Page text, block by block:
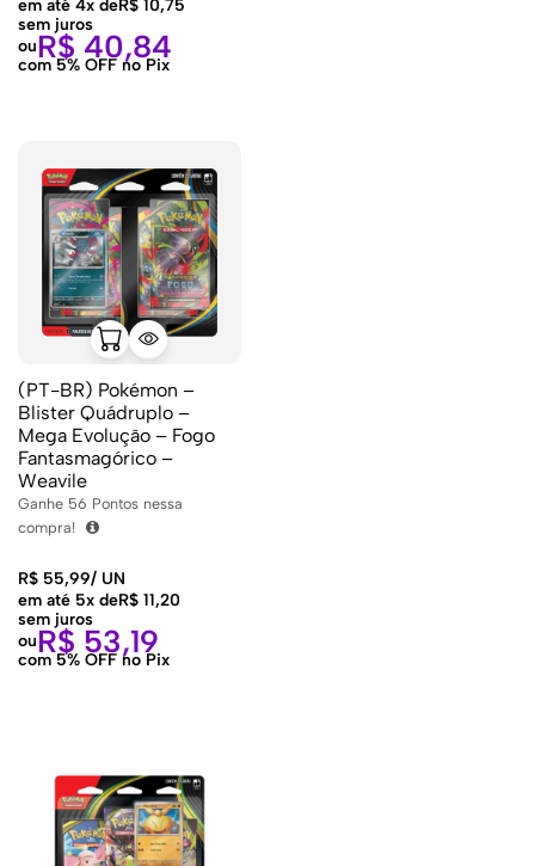
em até 4x deR$ 10,75
sem juros
ouR$ 40,84
com 5% OFF no Pix
(PT-BR) Pokémon –
Blister Quádruplo –
Mega Evolução – Fogo
Fantasmagórico –
Weavile
Ganhe 56 Pontos nessa
compra!
R$ 55,99/ UN
em até 5x deR$ 11,20
sem juros
ouR$ 53,19
com 5% OFF no Pix